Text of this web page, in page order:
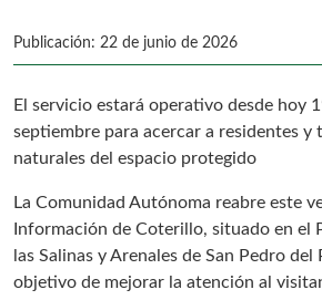
Publicación: 22 de junio de 2026
El servicio estará operativo desde hoy
septiembre para acercar a residentes y
naturales del espacio protegido
La Comunidad Autónoma reabre este
Información de Coterillo, situado en el
las Salinas y Arenales de San Pedro del
objetivo de mejorar la atención al